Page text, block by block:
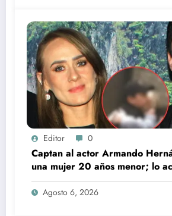
Editor 0
Captan al actor Armando
una mujer 20 años menor; lo
infidelidad a su esposa
Agosto 6, 2026